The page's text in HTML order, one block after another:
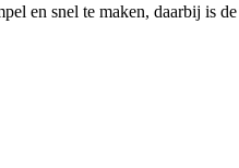
en snel te maken, daarbij is